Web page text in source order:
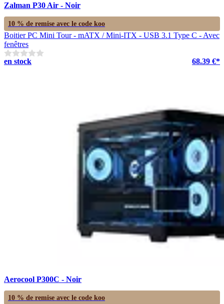
Zalman P30 Air - Noir
10 % de remise avec le code koo
Boitier PC Mini Tour - mATX / Mini-ITX - USB 3.1 Type C - Avec
fenêtres
en stock
68.39 €*
Aerocool P300C - Noir
10 % de remise avec le code koo